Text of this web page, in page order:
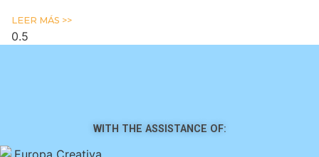
LEER MÁS >>
WITH THE ASSISTANCE OF: